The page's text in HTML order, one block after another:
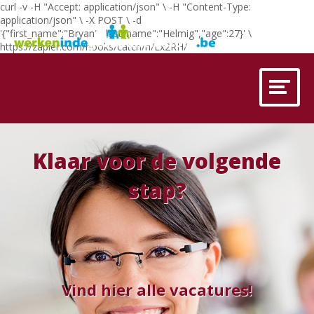
curl -v -H "Accept: application/json" \ -H "Content-Type:
application/json" \ -X POST \ -d
'{"first_name":"Bryan","last_name":"Helmig","age":27}' \
https://zapier.com/hooks/catch/n/Lx2RH/
Klaar voor de volgende
stap?
Vind hier alle vacatures!